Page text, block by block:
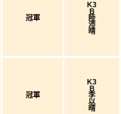
冠軍
K3
B
陸
沛
晴
冠軍
K3
B
李
以
晴